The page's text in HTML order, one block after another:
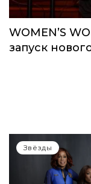
WOMEN’S
запуск
Звёзды